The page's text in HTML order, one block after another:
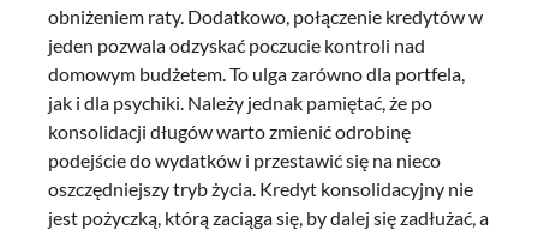
obniżeniem raty. Dodatkowo, połączenie kredytów w
jeden pozwala odzyskać poczucie kontroli nad
domowym budżetem. To ulga zarówno dla portfela,
jak i dla psychiki. Należy jednak pamiętać, że po
konsolidacji długów warto zmienić odrobinę
podejście do wydatków i przestawić się na nieco
oszczędniejszy tryb życia. Kredyt konsolidacyjny nie
jest pożyczką, którą zaciąga się, by dalej się zadłużać, a